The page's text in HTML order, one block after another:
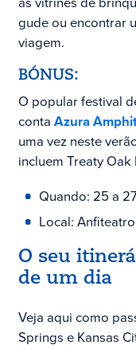
gude ou encontrar
viagem.
BÓNUS:
O popular festival
conta Azura
uma vez neste
incluem Treaty Oak
Quando: 25 a
Local:
O seu
de um dia
Veja aqui como
Springs e Kansas